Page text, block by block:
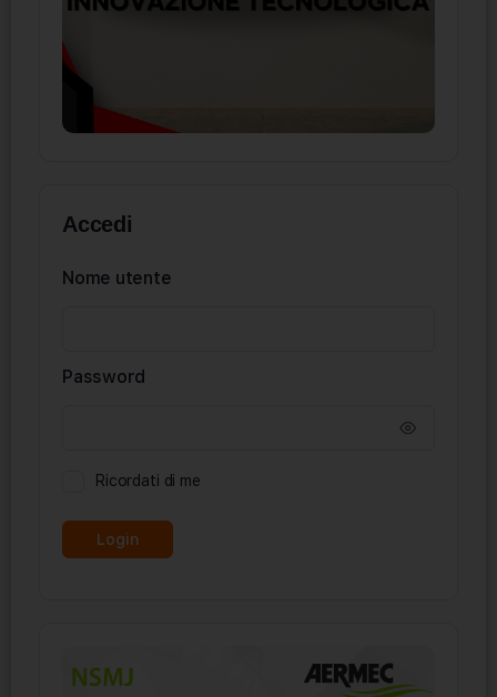
Accedi
Nome utente
Password
Ricordati di me